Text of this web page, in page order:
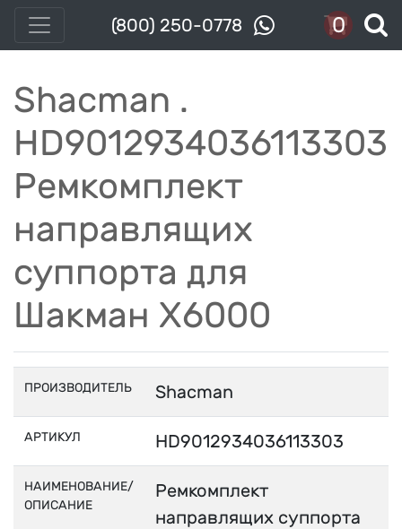
(800) 250-0778 0
Shacman .
HD9012934036113303
Ремкомплект
направлящих
суппорта для
Шакман Х6000
ПРОИЗВОДИТЕЛЬ Shacman
АРТИКУЛ HD9012934036113303
НАИМЕНОВАНИЕ/
ОПИСАНИЕ
Ремкомплект
направлящих суппорта